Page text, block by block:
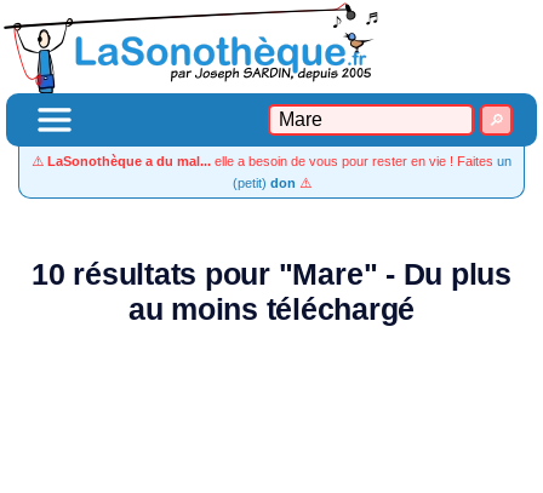
⚠️ LaSonothèque a du mal... elle a besoin de vous pour rester en vie ! Faites un
(petit) don ⚠️
10 résultats pour "Mare" - Du plus
au moins téléchargé